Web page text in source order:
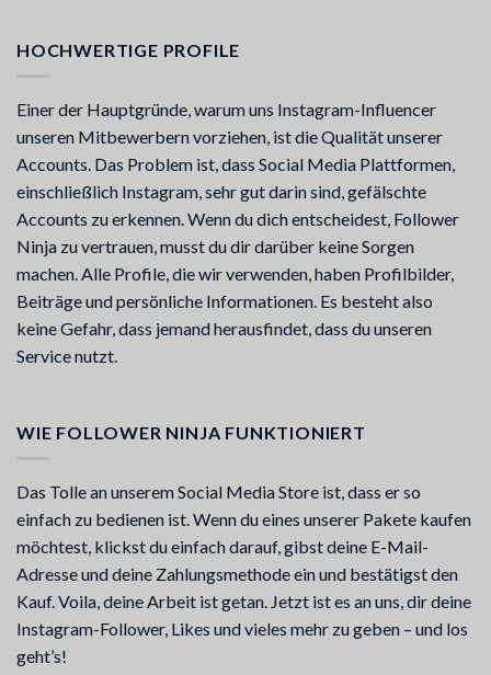
HOCHWERTIGE PROFILE
Einer der Hauptgründe, warum uns Instagram-Influencer
unseren Mitbewerbern vorziehen, ist die Qualität unserer
Accounts. Das Problem ist, dass Social Media Plattformen,
einschließlich Instagram, sehr gut darin sind, gefälschte
Accounts zu erkennen. Wenn du dich entscheidest, Follower
Ninja zu vertrauen, musst du dir darüber keine Sorgen
machen. Alle Profile, die wir verwenden, haben Profilbilder,
Beiträge und persönliche Informationen. Es besteht also
keine Gefahr, dass jemand herausfindet, dass du unseren
Service nutzt.
WIE FOLLOWER NINJA FUNKTIONIERT
Das Tolle an unserem Social Media Store ist, dass er so
einfach zu bedienen ist. Wenn du eines unserer Pakete kaufen
möchtest, klickst du einfach darauf, gibst deine E-Mail-
Adresse und deine Zahlungsmethode ein und bestätigst den
Kauf. Voila, deine Arbeit ist getan. Jetzt ist es an uns, dir deine
Instagram-Follower, Likes und vieles mehr zu geben – und los
geht’s!